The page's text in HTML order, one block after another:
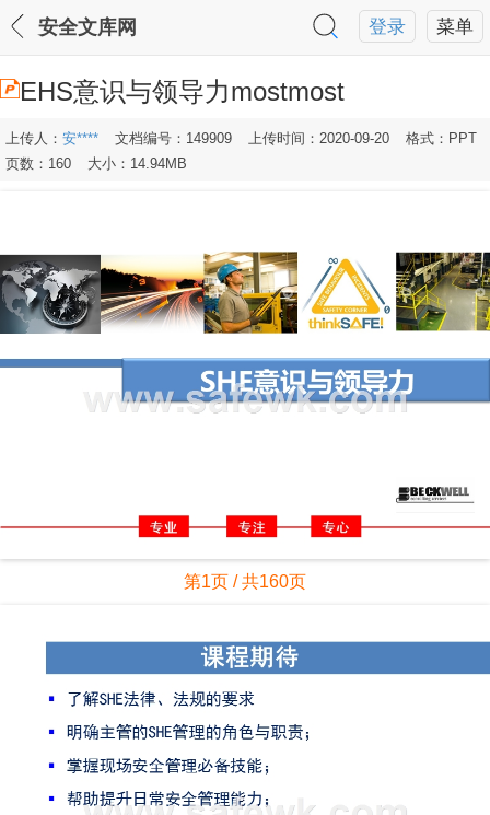
菜单
登录
安全文库网
EHS意识与领导力mostmost
上传人： 安**** 文档编号：149909 上传时间：2020-09-20
格式：PPT
页数：160
大小：14.94MB
第1页 / 共160页